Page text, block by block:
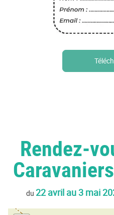
Rendez-
du 22 avril au 3 mai